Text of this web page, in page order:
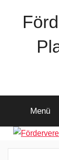
Menü